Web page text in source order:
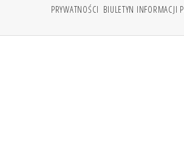
PRYWATNOŚCI BIULETYN INFORMACJI